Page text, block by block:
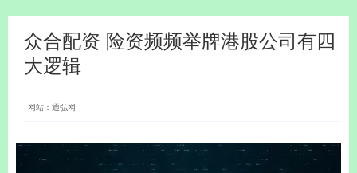
众合配资 险资频频举牌港股公司有四
大逻辑
网站：通弘网